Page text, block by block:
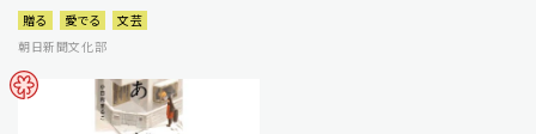
贈る 愛でる
文芸
朝日新聞文化部